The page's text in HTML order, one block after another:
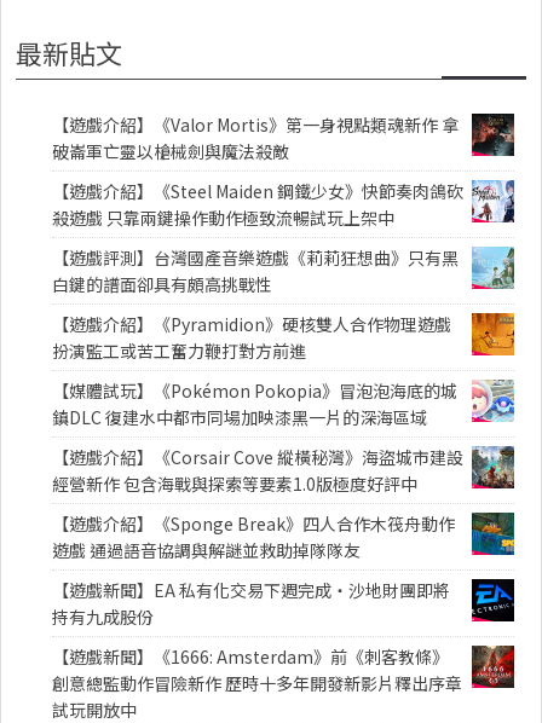
最新貼文
【遊戲介紹】《Valor Mortis》第一身視點類魂新作 拿
破崙軍亡靈以槍械劍與魔法殺敵
【遊戲介紹】《Steel Maiden 鋼鐵少女》快節奏肉鴿砍
殺遊戲 只靠兩鍵操作動作極致流暢試玩上架中
【遊戲評測】台灣國產音樂遊戲《莉莉狂想曲》只有黑
白鍵的譜面卻具有頗高挑戰性
【遊戲介紹】《Pyramidion》硬核雙人合作物理遊戲
扮演監工或苦工奮力鞭打對方前進
【媒體試玩】《Pokémon Pokopia》冒泡泡海底的城
鎮DLC 復建水中都市同場加映漆黑一片的深海區域
【遊戲介紹】《Corsair Cove 縱橫秘灣》海盜城市建設
經營新作 包含海戰與探索等要素1.0版極度好評中
【遊戲介紹】《Sponge Break》四人合作木筏舟動作
遊戲 通過語音協調與解謎並救助掉隊隊友
【遊戲新聞】EA 私有化交易下週完成・沙地財團即將
持有九成股份
【遊戲新聞】《1666: Amsterdam》前《刺客教條》
創意總監動作冒險新作 歷時十多年開發新影片釋出序章
試玩開放中